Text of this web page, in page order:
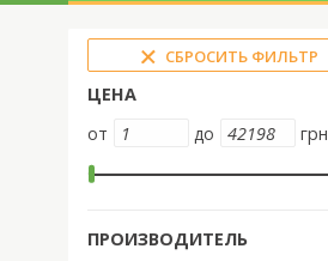
СБРОСИТЬ ФИЛЬТР
ЦЕНА
от
до грн
ПРОИЗВОДИТЕЛЬ